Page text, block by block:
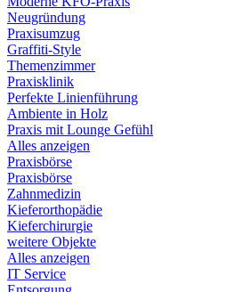
Neugründung
Praxisumzug
Graffiti-Style
Themenzimmer
Praxisklinik
Perfekte Linienführung
Ambiente in Holz
Praxis mit Lounge Gefühl
Alles anzeigen
Praxisbörse
Praxisbörse
Zahnmedizin
Kieferorthopädie
Kieferchirurgie
weitere Objekte
Alles anzeigen
IT Service